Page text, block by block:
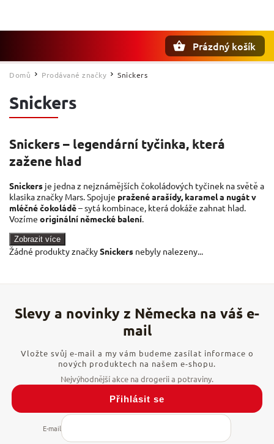
Prázdný košík
Domů / Prodávané značky / Snickers
Snickers
Snickers – legendární tyčinka, která
zažene hlad
Snickers je jedna z nejznámějších čokoládových tyčinek na světě a
klasika značky Mars. Spojuje pražené arašídy, karamel a nugát v
mléčné čokoládě– sytá kombinace, která dokáže zahnat hlad.
Vozíme originální německé balení.
Zobrazit více
Žádné produkty značkySnickers nebyly nalezeny...
Vložte svůj e-mail a my vám budeme zasílat informace o
nových produktech na našem e-shopu.
E-mail
Přihlásit se